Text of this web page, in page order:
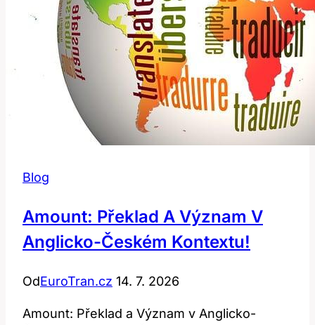
Blog
Amount: Překlad A Význam V
Anglicko-Českém Kontextu!
OdEuroTran.cz 14. 7. 2026
Amount: Překlad a Význam v Anglicko-